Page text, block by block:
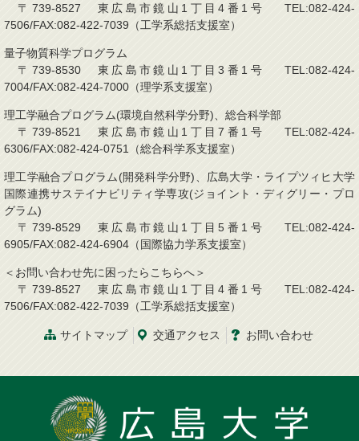
〒739-8527 東広島市鏡山1丁目4番1号 TEL:082-424-
7506/FAX:082-422-7039（工学系総括支援室）
量子物質科学プログラム
〒739-8530 東広島市鏡山1丁目3番1号 TEL:082-424-
7004/FAX:082-424-7000（理学系支援室）
理工学融合プログラム(環境自然科学分野)、総合科学部
〒739-8521 東広島市鏡山1丁目7番1号 TEL:082-424-
6306/FAX:082-424-0751（総合科学系支援室）
理工学融合プログラム(開発科学分野)、広島大学・ライプツィヒ大学
国際連携サステイナビリティ学専攻(ジョイント・ディグリー・プロ
グラム)
〒739-8529 東広島市鏡山1丁目5番1号 TEL:082-424-
6905/FAX:082-424-6904（国際協力学系支援室）
＜お問い合わせ先に困ったらこちらへ＞
〒739-8527 東広島市鏡山1丁目4番1号 TEL:082-424-
7506/FAX:082-422-7039（工学系総括支援室）
サイトマップ 交通アクセス お問い合わせ